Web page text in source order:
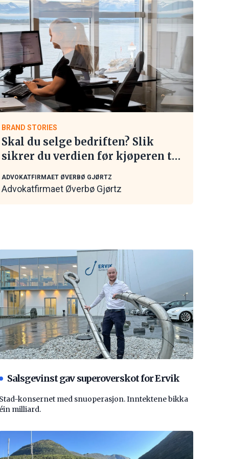
BRAND STORIES
Skal du selge bedriften? Slik
sikrer du verdien før kjøperen tar
ADVOKATFIRMAET ØVERBØ GJØRTZ
Advokatfirmaet Øverbø Gjørtz
Salsgevinst gav superoverskot for Ervik
Stad-konsernet med snuoperasjon. Inntektene bikka
éin milliard.